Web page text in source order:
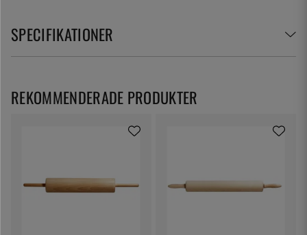
SPECIFIKATIONER
REKOMMENDERADE PRODUKTER